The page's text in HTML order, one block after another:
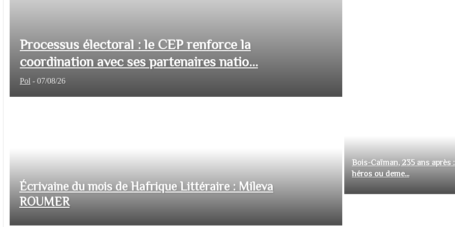
Processus électoral : le CEP renforce la
coordination avec ses partenaires natio...
Pol - 07/08/26
Écrivaine du mois de Hafrique Littéraire : Mileva
ROUMER
Bois-Caïman, 235 ans après
héros ou deme...